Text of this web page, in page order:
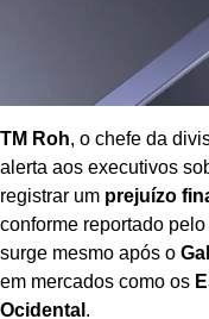
TM Roh, o chefe da
alerta aos executivos
registrar um prejuízo
conforme reportado pelo
surge mesmo após o
em mercados como os
Ocidental .